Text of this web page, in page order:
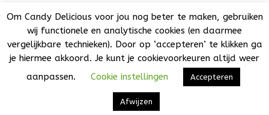
Candy Delicious 2018-2025© | All Rights Reserved. | KvK:
73032808 | BTW NL001776860B44 | Het is niet toegestaan
teksten, foto's of enig onderdeel van deze website over te
nemen of te verspreiden zonder uitdrukkelijke
Ontworpen door
Om Candy Delicious voor jou nog beter te maken, gebruiken
wij functionele en analytische cookies (en daarmee
vergelijkbare technieken). Door op ‘accepteren’ te klikken ga
je hiermee akkoord. Je kunt je cookievoorkeuren altijd weer
aanpassen.
Cookie instellingen Accepteren
Afwijzen